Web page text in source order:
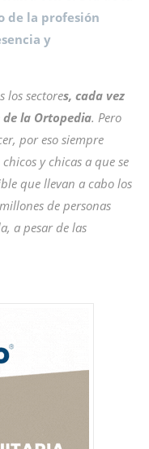
de la profesión
y
los sectores, cada vez
la Ortopedia. Pero
por eso siempre
y chicas a que se
que llevan a cabo los
de personas
a pesar de las